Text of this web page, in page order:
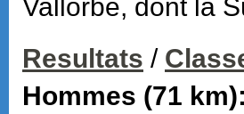
Vallorbe, dont la
Resultats /
Hommes (71 km):